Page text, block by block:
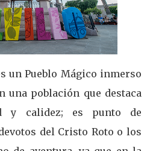
un Pueblo Mágico inmerso
una población que destaca
y calidez; es punto de
del Cristo Roto o los